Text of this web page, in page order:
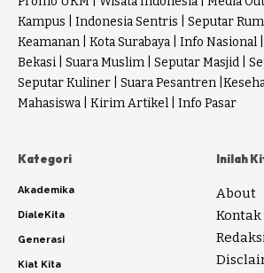
Kampus
Indonesia Sentris Seputar
Keamanan
Kota Surabaya Info Nasional
Bekasi
Suara Muslim Seputar Masjid
Seputar Kuliner
Suara Pesantren
Mahasiswa
Kirim Artikel Info Pasar
Kategori
Akademika
DialeKita
Generasi
Kiat Kita
Inilah
About
Kontak